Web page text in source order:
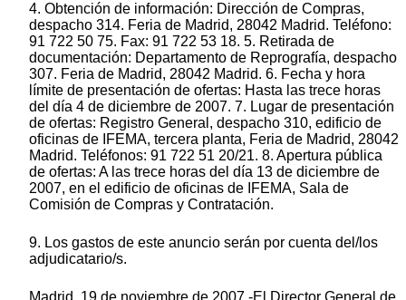
4. Obtención de información: Dirección de Compras,
despacho 314. Feria de Madrid, 28042 Madrid. Teléfono:
91 722 50 75. Fax: 91 722 53 18. 5. Retirada de
documentación: Departamento de Reprografía, despacho
307. Feria de Madrid, 28042 Madrid. 6. Fecha y hora
límite de presentación de ofertas: Hasta las trece horas
del día 4 de diciembre de 2007. 7. Lugar de presentación
de ofertas: Registro General, despacho 310, edificio de
oficinas de IFEMA, tercera planta, Feria de Madrid, 28042
Madrid. Teléfonos: 91 722 51 20/21. 8. Apertura pública
de ofertas: A las trece horas del día 13 de diciembre de
2007, en el edificio de oficinas de IFEMA, Sala de
Comisión de Compras y Contratación.
9. Los gastos de este anuncio serán por cuenta del/los
adjudicatario/s.